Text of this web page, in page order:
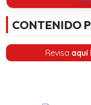
CONTENIDO
Revisa aquí